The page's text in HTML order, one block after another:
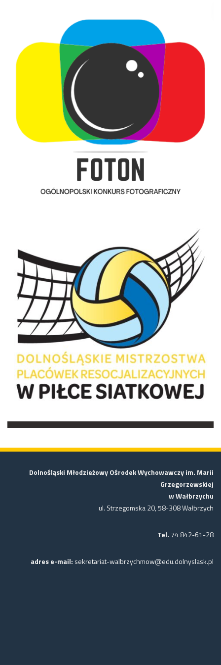
Dolnośląski Młodzieżowy Ośrodek Wychowawczy im. Marii
Grzegorzewskiej
w Wałbrzychu
ul. Strzegomska 20, 58-308 Wałbrzych
Tel. 74 842-61-28
adres e-mail: sekretariat-walbrzychmow@edu.dolnyslask.pl